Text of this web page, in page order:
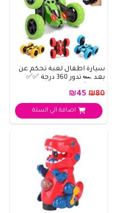
سيارة اطفال لعبة تحكم عن
بعد 🏎️ تدور 360 درجة ✅✅
₪80
اضافة الي السلة